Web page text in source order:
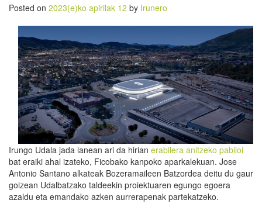
Posted on 2023(e)ko apirilak 12 by Irunero
Irungo Udala jada lanean ari da hirian erabilera anitzeko pabiloi
bat eraiki ahal izateko, Ficobako kanpoko aparkalekuan. Jose
Antonio Santano alkateak Bozeramaileen Batzordea deitu du gaur
goizean Udalbatzako taldeekin proiektuaren egungo egoera
azaldu eta emandako azken aurrerapenak partekatzeko.